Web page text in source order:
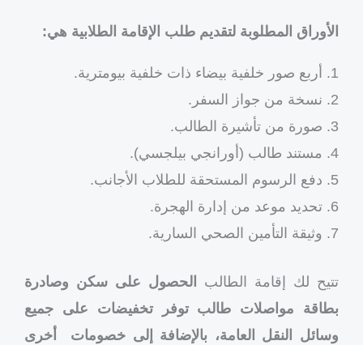
الأوراق المطلوبة لتقديم طلب الإقامة الطلابية هي:
أربع صور خلفية بيضاء ذات خلفية بيومترية.
نسخة من جواز السفر.
صورة من تأشيرة الطالب.
مستند طالب (أورانجي بيلجسي).
دفع الرسوم المستحقة للطلاب الأجانب.
تحديد موعد من إدارة الهجرة.
وثيقة التأمين الصحي السارية.
تتيح لك إقامة الطالب
الحصول على سكن وصادرة
بطاقة مواصلات طالب توفر تخفيضات على جميع
وسائل النقل العامة، بالإضافة إلى خصومات أخرى